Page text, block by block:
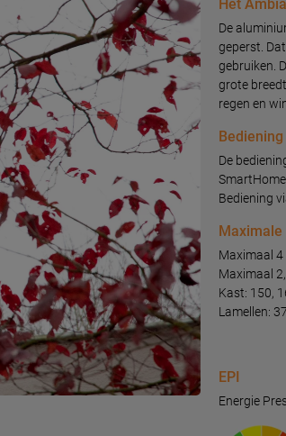
Het
De
geperst.
gebruiken.
grote
regen en
Bediening
De
Bediening
Maximaal 4
Maximaal
Kast: 150,
Lamellen:
EPI
Energie